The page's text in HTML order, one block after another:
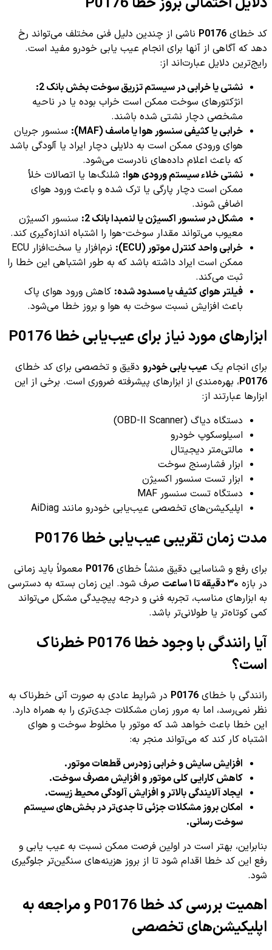
کد خطای P0176 ناشی از چندین دلیل فنی مختلف می‌تواند رخ
دهد که آگاهی از آنها برای انجام عیب یابی خودرو مفید است.
رایج‌ترین دلایل عبارت‌اند از:
نشتی یا خرابی در سیستم تزریق سوخت بخش بانک 2:
انژکتورهای سوخت ممکن است خراب بوده یا در ناحیه
مشخصی دچار نشتی شده باشند.
خرابی یا کثیفی سنسور هوا یا ماسف (MAF):
سنسور جریان
هوای ورودی ممکن است به دلایلی دچار ایراد یا آلودگی باشد
که باعث اعلام داده‌های نادرست می‌شود.
نشتی خلاء سیستم ورودی هوا: شلنگ‌ها یا اتصالات خلأ
ممکن است دچار پارگی یا ترک شده و باعث ورود هوای
اضافی شوند.
مشکل در سنسور اکسیژن یا لنمبدا بانک 2:
سنسور اکسیژن
معیوب می‌تواند مقدار سوخت-هوا را اشتباه اندازه‌گیری کند.
خرابی واحد کنترل موتور (ECU):
نرم‌افزار یا سخت‌افزار ECU
ممکن است ایراد داشته باشد که به طور اشتباهی این خطا را
ثبت می‌کند.
فیلتر هوای کثیف یا مسدود شده: کاهش ورود هوای پاک
باعث افزایش نسبت سوخت به هوا و بروز خطا می‌شود.
ابزارهای مورد نیاز برای عیب‌یابی خطا P0176
برای انجام یک عیب یابی خودرو دقیق و تخصصی برای کد خطای
P0176، بهره‌مندی از ابزارهای پیشرفته ضروری است. برخی از این
ابزارها عبارتند از:
دستگاه دیاگ (OBD-II Scanner)
اسیلوسکوپ خودرو
مالتی‌متر دیجیتال
ابزار فشارسنج سوخت
ابزار تست سنسور اکسیژن
دستگاه تست سنسور MAF
اپلیکیشن‌های تخصصی عیب‌یابی خودرو مانند AiDiag
مدت زمان تقریبی عیب‌یابی خطا P0176
برای رفع و شناسایی دقیق منشأ خطای P0176 معمولاً باید زمانی
در بازه ۳۰ دقیقه تا ۱ ساعت
صرف شود. این زمان بسته به دسترسی
به ابزارهای مناسب، تجربه فنی و درجه پیچیدگی مشکل می‌تواند
کمی کوتاه‌تر یا طولانی‌تر باشد.
آیا رانندگی با وجود خطا P0176 خطرناک
است؟
رانندگی با خطای P0176 در شرایط عادی به صورت آنی خطرناک به
نظر نمی‌رسد، اما به مرور زمان مشکلات جدی‌تری را به همراه دارد.
این خطا باعث خواهد شد که موتور با مخلوط سوخت و هوای
اشتباه کار کند که می‌تواند منجر به:
افزایش سایش و خرابی زودرس قطعات موتور.
کاهش کارایی کلی موتور و افزایش مصرف سوخت.
ایجاد آلایندگی بالاتر و افزایش آلودگی محیط زیست.
امکان بروز مشکلات جزئی تا جدی‌تر در بخش‌های سیستم
سوخت رسانی.
بنابراین، بهتر است در اولین فرصت ممکن نسبت به عیب یابی و
رفع این کد خطا اقدام شود تا از بروز هزینه‌های سنگین‌تر جلوگیری
شود.
اهمیت بررسی کد خطا P0176 و مراجعه به
اپلیکیشن‌های تخصصی